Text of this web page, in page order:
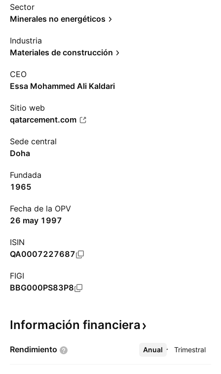
Sector
Minerales no energéticos
Industria
Materiales de construcción
CEO
Essa Mohammed Ali Kaldari
Sitio web
qatarcement.com
Sede central
Doha
Fundada
1965
Fecha de la OPV
26 may 1997
ISIN
QA0007227687
FIGI
BBG000PS83P8
Información financiera
Rendimiento Anual Trimestral
Más